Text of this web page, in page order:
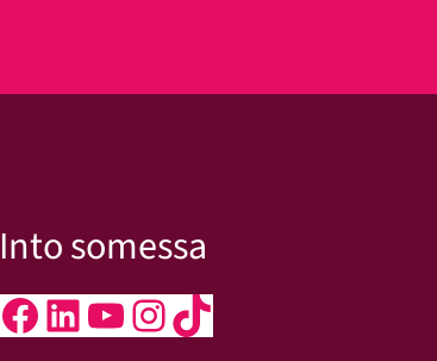
Into somessa
Facebook LinkedIn YouTube InstagramTikTok